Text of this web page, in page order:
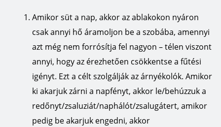
Amikor süt a nap, akkor az ablakokon nyáron
csak annyi hő áramoljon be a szobába, amennyi
azt még nem forrósítja fel nagyon – télen viszont
annyi, hogy az érezhetően csökkentse a fűtési
igényt. Ezt a célt szolgálják az árnyékolók. Amikor
ki akarjuk zárni a napfényt, akkor le/behúzzuk a
redőnyt/zsaluziát/naphálót/zsalugátert, amikor
pedig be akarjuk engedni, akkor